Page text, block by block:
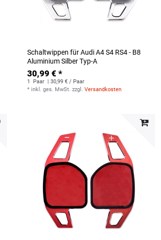
Schaltwippen für Audi A4 S4 RS4 - B8
Aluminium Silber Typ-A
30,99 € *
1 Paar | 30,99 € / Paar
* inkl. ges. MwSt. zzgl.Versandkosten